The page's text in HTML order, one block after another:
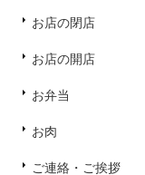
お店の閉店
お店の開店
お弁当
お肉
ご連絡・ご挨拶